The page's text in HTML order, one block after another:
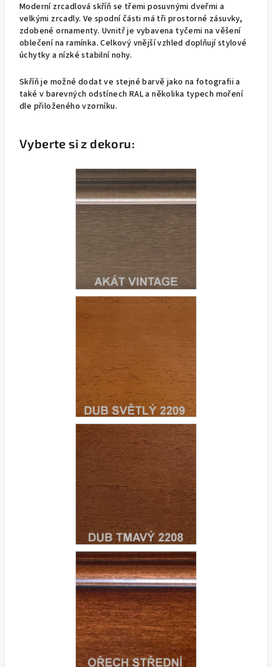
Moderní zrcadlová skříň se třemi posuvnými dveřmi a
velkými zrcadly. Ve spodní části má tři prostorné zásuvky,
zdobené ornamenty. Uvnitř je vybavena tyčemi na věšení
oblečení na ramínka. Celkový vnější vzhled doplňují stylové
úchytky a nízké stabilní nohy.
Skříň je možné dodat ve stejné barvě jako na fotografii a
také v barevných odstínech RAL a několika typech moření
dle přiloženého vzorníku.
Vyberte si z dekoru: